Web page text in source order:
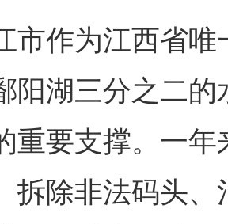
作为江西省唯
阳湖三分之二
重要支撑。一
拆除非法码头